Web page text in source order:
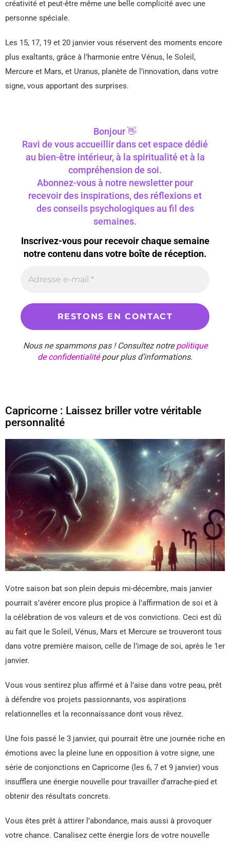
créativité et peut-être même une belle complicité avec une
personne spéciale.
Les 15, 17, 19 et 20 janvier vous réservent des moments encore
plus exaltants, grâce à l’harmonie entre Vénus, le Soleil,
Mercure et Mars, et Uranus, planète de l’innovation, dans votre
signe, vous apportant des surprises.
Bonjour 👋
Ravi de vous accueillir dans cet espace dédié
au bien-être intérieur, à la spiritualité et à la
compréhension de soi.
Abonnez-vous à notre newsletter pour
recevoir des inspirations, des réflexions et
des conseils psychologiques au fil des
semaines.
Inscrivez-vous pour recevoir chaque semaine
notre contenu dans votre boîte de réception.
Nous ne spammons pas ! Consultez notrepolitique
de confidentialitépour plus d’informations.
Capricorne : Laissez briller votre véritable
personnalité
Votre saison bat son plein depuis mi-décembre, mais janvier
pourrait s’avérer encore plus propice à l’affirmation de soi et à
la célébration de vos valeurs et de vos convictions. Ceci est dû
au fait que le Soleil, Vénus, Mars et Mercure se trouveront tous
dans votre première maison, celle de l’image de soi, après le 1er
janvier.
Vous vous sentirez plus affirmé et à l’aise dans votre peau, prêt
à défendre vos projets passionnants, vos aspirations
relationnelles et la reconnaissance dont vous rêvez.
Une fois passé le 3 janvier, qui pourrait être une journée riche en
émotions avec la pleine lune en opposition à votre signe, une
série de conjonctions en Capricorne (les 6, 7 et 9 janvier) vous
insufflera une énergie nouvelle pour travailler d’arrache-pied et
obtenir des résultats concrets.
Vous êtes prêt à attirer l’abondance, mais aussi à provoquer
votre chance. Canalisez cette énergie lors de votre nouvelle